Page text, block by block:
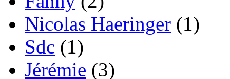
Nicolas Haeringer (1)
Sdc (1)
Jérémie (3)